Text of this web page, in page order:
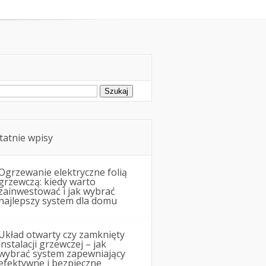
wpisy
elektryczne folią
kiedy warto
i jak wybrać
system dla domu
otwarty czy zamknięty
grzewczej – jak
system zapewniający
i bezpieczne